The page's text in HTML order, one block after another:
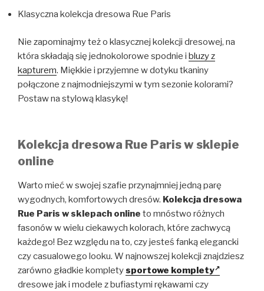
Klasyczna kolekcja dresowa Rue Paris
Nie zapominajmy też o klasycznej kolekcji dresowej, na
która składają się jednokolorowe spodnie i bluzy z
kapturem. Miękkie i przyjemne w dotyku tkaniny
połączone z najmodniejszymi w tym sezonie kolorami?
Postaw na stylową klasykę!
Kolekcja dresowa Rue Paris w sklepie
online
Warto mieć w swojej szafie przynajmniej jedną parę
wygodnych, komfortowych dresów. Kolekcja dresowa
Rue Paris w sklepach online to mnóstwo różnych
fasonów w wielu ciekawych kolorach, które zachwycą
każdego! Bez względu na to, czy jesteś fanką elegancki
czy casualowego looku. W najnowszej kolekcji znajdziesz
zarówno gładkie kompletysportowe komplety
dresowe jak i modele z bufiastymi rękawami czy